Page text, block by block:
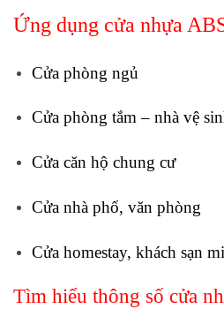
Ứng dụng cửa nhựa
Cửa phòng ngủ
Cửa phòng tắm – nhà vệ
Cửa căn hộ chung cư
Cửa nhà phố, văn phòng
Cửa homestay, khách sạn
Tìm hiểu thông số cửa